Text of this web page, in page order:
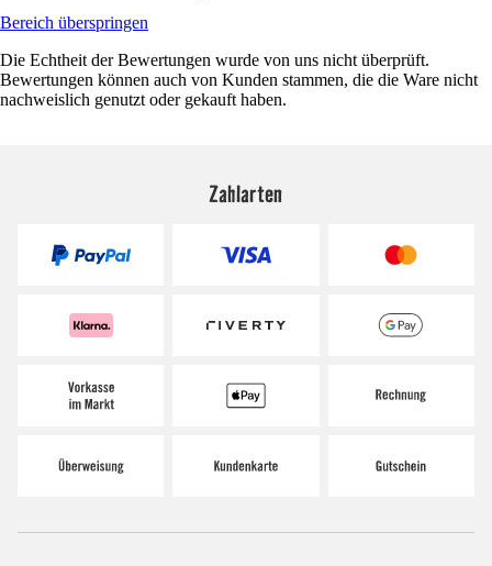
Bereich überspringen
Die Echtheit der Bewertungen wurde von uns nicht überprüft.
Bewertungen können auch von Kunden stammen, die die Ware nicht
nachweislich genutzt oder gekauft haben.
Zahlarten